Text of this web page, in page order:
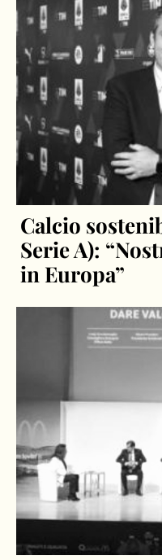
Calcio
Serie A):
in Europa”